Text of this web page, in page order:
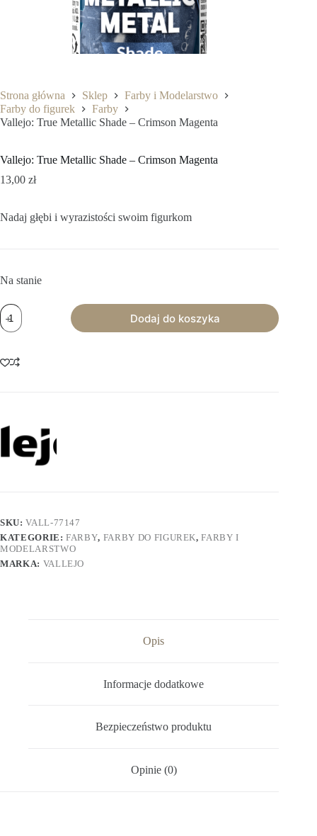
Strona główna Sklep
Farby i Modelarstwo
Farby do figurek
Farby
Vallejo: True Metallic Shade – Crimson Magenta
Vallejo: True Metallic Shade – Crimson Magenta
13,00 zł
Nadaj głębi i wyrazistości swoim figurkom
Na stanie
ilość
Vallejo:
True
Shade
-
Dodaj do koszyka
SKU:VALL-77147
KATEGORIE:FARBY, FARBY DO FIGUREK,FARBY I
MODELARSTWO
MARKA: VALLEJO
Opis
Informacje dodatkowe
Bezpieczeństwo produktu
Opinie (0)